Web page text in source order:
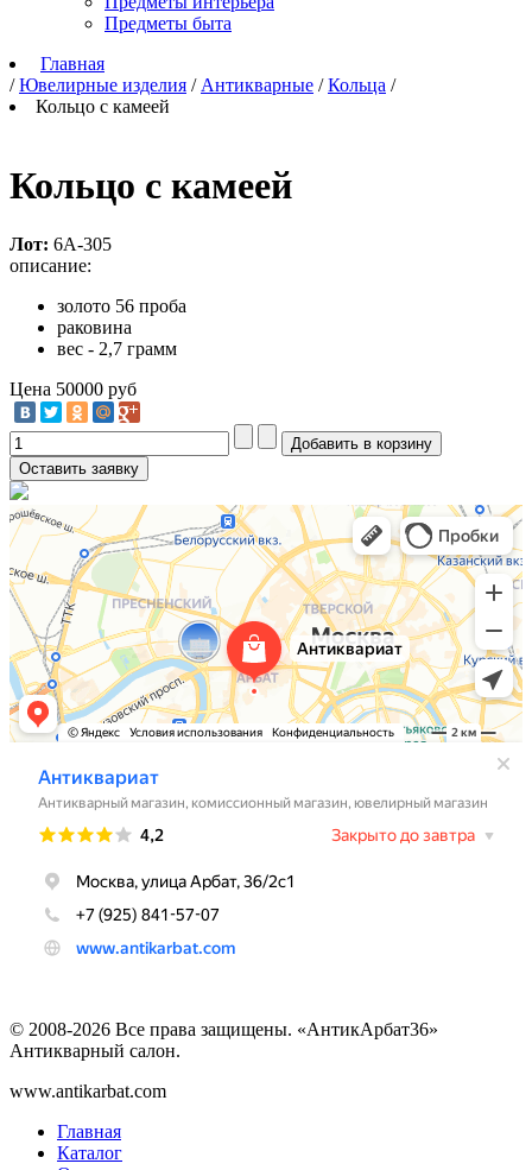
Предметы быта
Главная
/ Ювелирные изделия / Антикварные / Кольца /
Кольцо с камеей
Кольцо с камеей
Лот: 6А-305
описание:
золото 56 проба
раковина
вес - 2,7 грамм
Цена 50000 руб
© 2008-2026 Все права защищены. «АнтикАрбат36»
Антикварный салон.
www.antikarbat.com
Главная
Каталог